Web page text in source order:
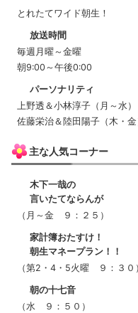
とれたてワイド朝生！
放送時間
毎週月曜～金曜
朝9:00～午後0:00
パーソナリティ
上野透＆小林淳子（月～水）
佐藤栄治＆陸田陽子（木・金
主な人気コーナー
木下一哉の
言いたてならんが
（月～金 ９：２５）
家計簿おたすけ！
朝生マネープラン！！
（第2・4・5火曜 ９：３０
朝の十七音
（水 ９：５０）